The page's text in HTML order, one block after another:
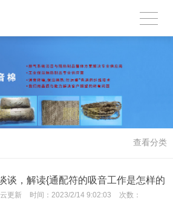
查看分类
谈，解读{通配符的吸音工作是怎样的
云更新 时间： 2023/2/14 9:02:03 次数：